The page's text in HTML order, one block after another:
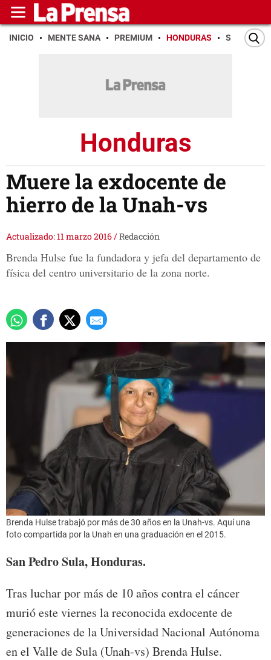
INICIO MENTE SANA PREMIUM HONDURAS SAN PEDRO
Honduras
Muere la exdocente de
hierro de la Unah-vs
Actualizado: 11 marzo 2016/Redacción
Brenda Hulse fue la fundadora y jefa del departamento de
física del centro universitario de la zona norte.
Brenda Hulse trabajó por más de 30 años en la Unah-vs. Aquí una
foto compartida por la Unah en una graduación en el 2015.
San Pedro Sula, Honduras.
Tras luchar por más de 10 años contra el cáncer
murió este viernes la reconocida exdocente de
generaciones de la Universidad Nacional Autónoma
en el Valle de Sula (Unah-vs) Brenda Hulse.